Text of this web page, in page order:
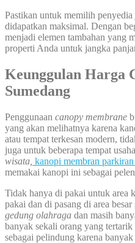
Pastikan untuk memilih
didapatkan maksimal. Dengan
menjadi elemen tambahan yang
properti Anda untuk jangka
Keunggulan Harga
Sumedang
Penggunaan canopy membrane
yang akan melihatnya karena
atau tempat terkesan modern,
juga untuk beberapa tempat
wisata, kanopi membran parkiran
memakai kanopi ini sebagai
Tidak hanya di pakai untuk area
pakai dan di pasang di area besar
gedung olahraga dan masih
banyak sekali orang yang
sebagai pelindung karena